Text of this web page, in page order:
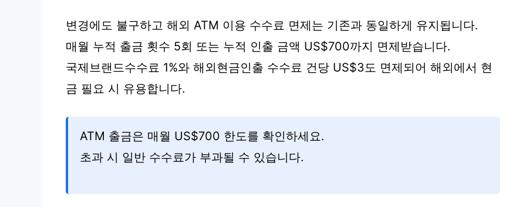
변경에도 불구하고 해외 ATM 이용 수수료 면제는 기존과 동일하게 유지됩니다.
매월 누적 출금 횟수 5회 또는 누적 인출 금액 US$700까지 면제받습니다.
국제브랜드수수료 1%와 해외현금인출 수수료 건당 US$3도 면제되어 해외에서 현
금 필요 시 유용합니다.
ATM 출금은 매월 US$700 한도를 확인하세요.
초과 시 일반 수수료가 부과될 수 있습니다.